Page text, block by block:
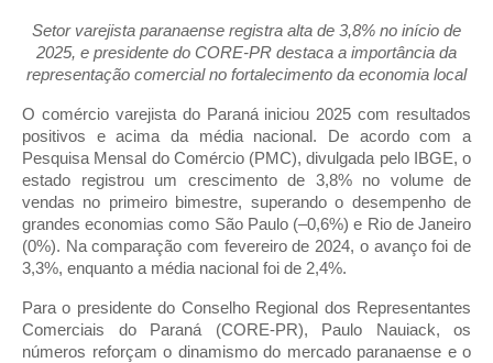
Setor varejista paranaense registra alta de 3,8% no início de
2025, e presidente do CORE-PR destaca a importância da
representação comercial no fortalecimento da economia local
O comércio varejista do Paraná iniciou 2025 com resultados
positivos e acima da média nacional. De acordo com a
Pesquisa Mensal do Comércio (PMC), divulgada pelo IBGE, o
estado registrou um crescimento de 3,8% no volume de
vendas no primeiro bimestre, superando o desempenho de
grandes economias como São Paulo (–0,6%) e Rio de Janeiro
(0%). Na comparação com fevereiro de 2024, o avanço foi de
3,3%, enquanto a média nacional foi de 2,4%.
Para o presidente do Conselho Regional dos Representantes
Comerciais do Paraná (CORE-PR), Paulo Nauiack, os
números reforçam o dinamismo do mercado paranaense e o